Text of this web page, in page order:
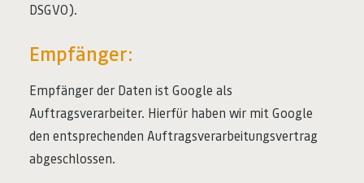
DSGVO).
Empfänger:
Empfänger der Daten ist Google als
Auftragsverarbeiter. Hierfür haben wir mit Google
den entsprechenden Auftragsverarbeitungsvertrag
abgeschlossen.